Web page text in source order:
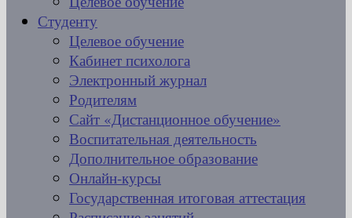
Студенту
Целевое обучение
Кабинет психолога
Электронный журнал
Родителям
Сайт «Дистанционное обучение»
Воспитательная деятельность
Дополнительное образование
Онлайн-курсы
Государственная итоговая аттестация